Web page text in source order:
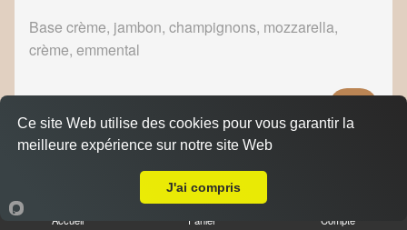
Base crème, jambon, champignons, mozzarella,
crème, emmental
Pizza fermière
Accueil Panier Compte
Ce site Web utilise des cookies pour vous garantir la
meilleure expérience sur notre site Web
J'ai compris